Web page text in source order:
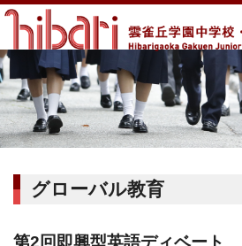
グローバル教育
第2回即興型英語ディベート